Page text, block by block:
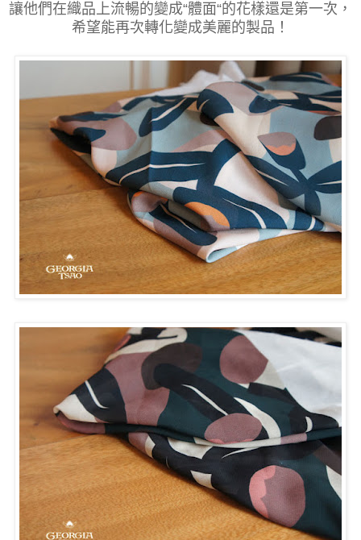
讓他們在織品上流暢的變成“體面“的花樣還是第一次，
希望能再次轉化變成美麗的製品！